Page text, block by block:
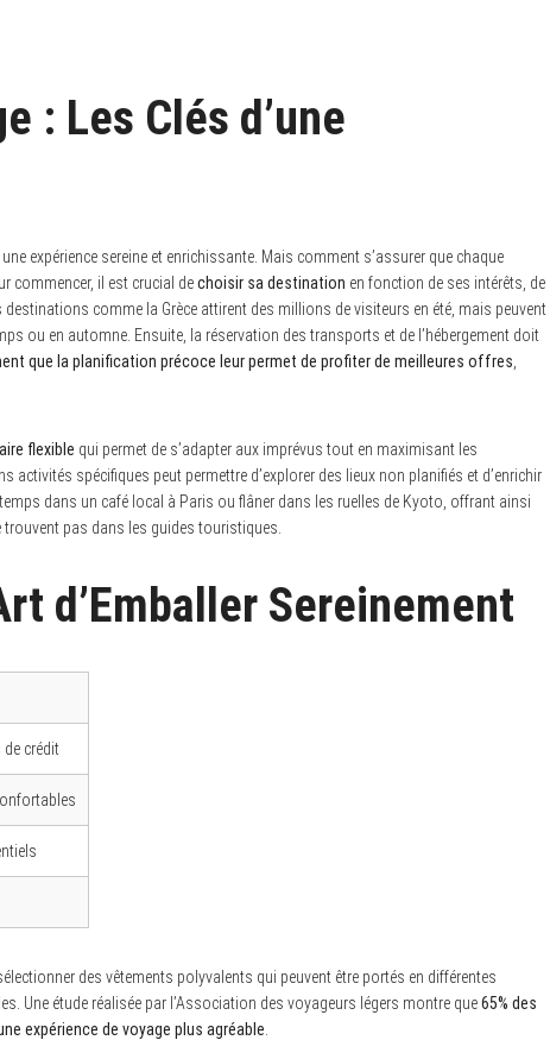
: Les Clés d’une
expérience sereine et enrichissante. Mais comment s’assurer que chaque
commencer, il est crucial dechoisir sa destination en fonction de ses intérêts, de
comme la Grèce attirent des millions de visiteurs en été, mais peuvent
ou en automne. Ensuite, la réservation des transports et de l’hébergement doit
que la planification précoce leur permet de profiter de meilleures offres
flexible qui permet de s’adapter aux imprévus tout en maximisant les
activités spécifiques peut permettre d’explorer des lieux non planifiés et d’enrichir
dans un café local à Paris ou flâner dans les ruelles de Kyoto, offrant ainsi
pas dans les guides touristiques.
d’Emballer Sereinement
crédit
des vêtements polyvalents qui peuvent être portés en différentes
Une étude réalisée par l’Association des voyageurs légers montre que65% des
expérience de voyage plus agréable